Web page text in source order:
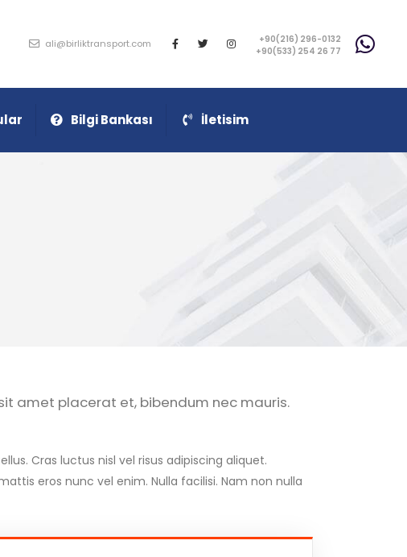
ali@birliktransport.com
+90(216) 296-0132
+90(533) 254 26 77
Bilgi Bankası İletisim
amet placerat et, bibendum nec mauris.
Cras luctus nisl vel risus adipiscing aliquet.
eros nunc vel enim. Nulla facilisi. Nam non nulla